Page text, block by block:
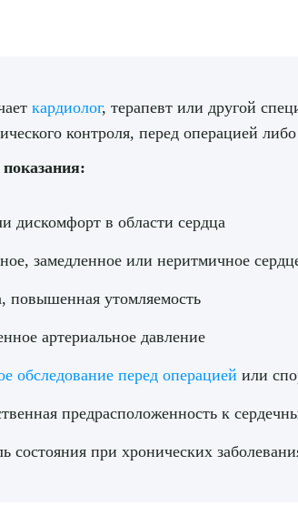
кардиолог, терапевт или другой
контроля, перед операцией
дискомфорт в области сердца
замедленное или неритмичное
повышенная утомляемость
артериальное давление
обследование перед операцией или
предрасположенность к
состояния при хронических